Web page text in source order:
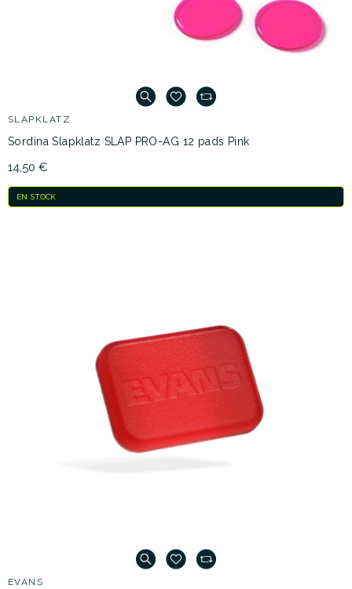
SLAPKLATZ
Sordina Slapklatz SLAP PRO-AG 12 pads Pink
14,50 €
EN STOCK
EVANS